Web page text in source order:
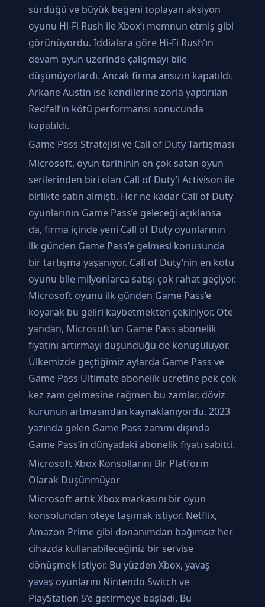
sürdüğü ve büyük beğeni toplayan aksiyon
oyunu Hi-Fi Rush ile Xbox’ı memnun etmiş gibi
görünüyordu. İddialara göre Hi-Fi Rush’ın
devam oyun üzerinde çalışmayı bile
düşünüyorlardı. Ancak firma ansızın kapatıldı.
Arkane Austin ise kendilerine zorla yaptırılan
Redfall’ın kötü performansı sonucunda
kapatıldı.
Game Pass Stratejisi ve Call of Duty Tartışması
Microsoft, oyun tarihinin en çok satan oyun
serilerinden biri olan Call of Duty’i Activison ile
birlikte satın almıştı. Her ne kadar Call of Duty
oyunlarının Game Pass’e geleceği açıklansa
da, firma içinde yeni Call of Duty oyunlarının
ilk günden Game Pass’e gelmesi konusunda
bir tartışma yaşanıyor. Call of Duty’nin en kötü
oyunu bile milyonlarca satışı çok rahat geçiyor.
Microsoft oyunu ilk günden Game Pass’e
koyarak bu geliri kaybetmekten çekiniyor. Öte
yandan, Microsoft’un Game Pass abonelik
fiyatını artırmayı düşündüğü de konuşuluyor.
Ülkemizde geçtiğimiz aylarda Game Pass ve
Game Pass Ultimate abonelik ücretine pek çok
kez zam gelmesine rağmen bu zamlar, döviz
kurunun artmasından kaynaklanıyordu. 2023
yazında gelen Game Pass zammı dışında
Game Pass’in dünyadaki abonelik fiyatı sabitti.
Microsoft Xbox Konsollarını Bir Platform
Olarak Düşünmüyor
Microsoft artık Xbox markasını bir oyun
konsolundan öteye taşımak istiyor. Netflix,
Amazon Prime gibi donanımdan bağımsız her
cihazda kullanabileceğiniz bir servise
dönüşmek istiyor. Bu yüzden Xbox, yavaş
yavaş oyunlarını Nintendo Switch ve
PlayStation 5’e getirmeye başladı. Bu